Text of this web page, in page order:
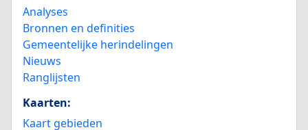
Analyses
Bronnen en definities
Gemeentelijke herindelingen
Nieuws
Ranglijsten
Kaarten:
Kaart gebieden